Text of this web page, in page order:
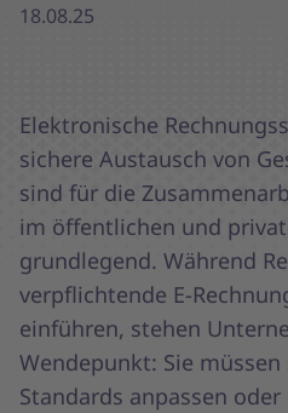
18.08.25
Elektronische
sichere Austausch von
sind für die
im öffentlichen und
grundlegend. Während
verpflichtende E-
einführen, stehen
Wendepunkt: Sie müssen
Standards anpassen